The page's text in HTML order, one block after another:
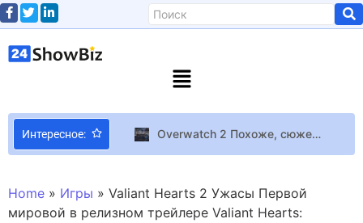
Интересное:
Overwatch 2 Похоже, сюжетную кампанию добавят в Overwatch 2 лишь в конце года
Ким Кардашьян перебивает 12-летнюю дочь Норт в Instagram: «Почему ты смотришь мой прямой эфир?»
Home » Игры » Valiant Hearts 2 Ужасы Первой
мировой в релизном трейлере Valiant Hearts: